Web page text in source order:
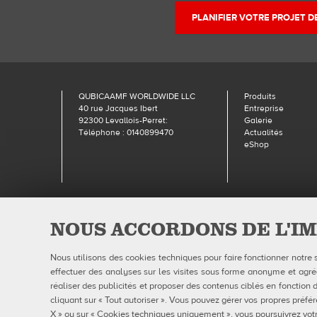
NOUS ACCORDONS DE
Nous utilisons des cookies techniques pour faire fonctionner
effectuer des analyses sur les visites sous forme anonyme et
réaliser des publicités et proposer des contenus ciblés en
cliquant sur « Tout autoriser ». Vous pouvez gérer vos propres
X » ou sur « Cookies techniques uniquement », vous poursuivrez
PLANIFIER VOTRE PROJET
QUBICAAMF WORLDWIDE LLC
40 rue Jacques Ibert
92300 Levallois-Perret:
Téléphone : 0140899470
Produits
Entreprise
Galerie
Actualités
eShop